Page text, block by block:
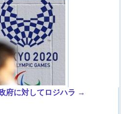
府に対してロジハラ →